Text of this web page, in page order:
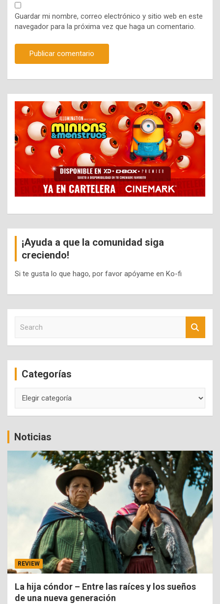
Guardar mi nombre, correo electrónico y sitio web en este
navegador para la próxima vez que haga un comentario.
¡Ayuda a que la comunidad siga
creciendo!
Si te gusta lo que hago, por favor apóyame en Ko-fi
c
Categorías
Noticias
REVIEW
La hija cóndor – Entre las raíces y los sueños
de una nueva generación